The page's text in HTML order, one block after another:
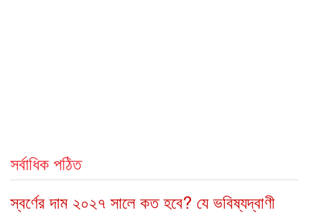
সর্বাধিক পঠিত
স্বর্ণের দাম ২০২৭ সালে কত হবে? যে ভবিষ্যদ্বাণী